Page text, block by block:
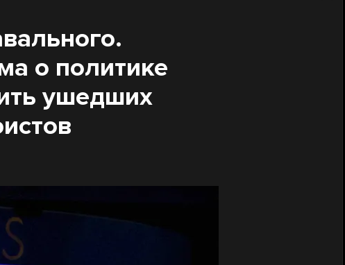
о политике
ушедших